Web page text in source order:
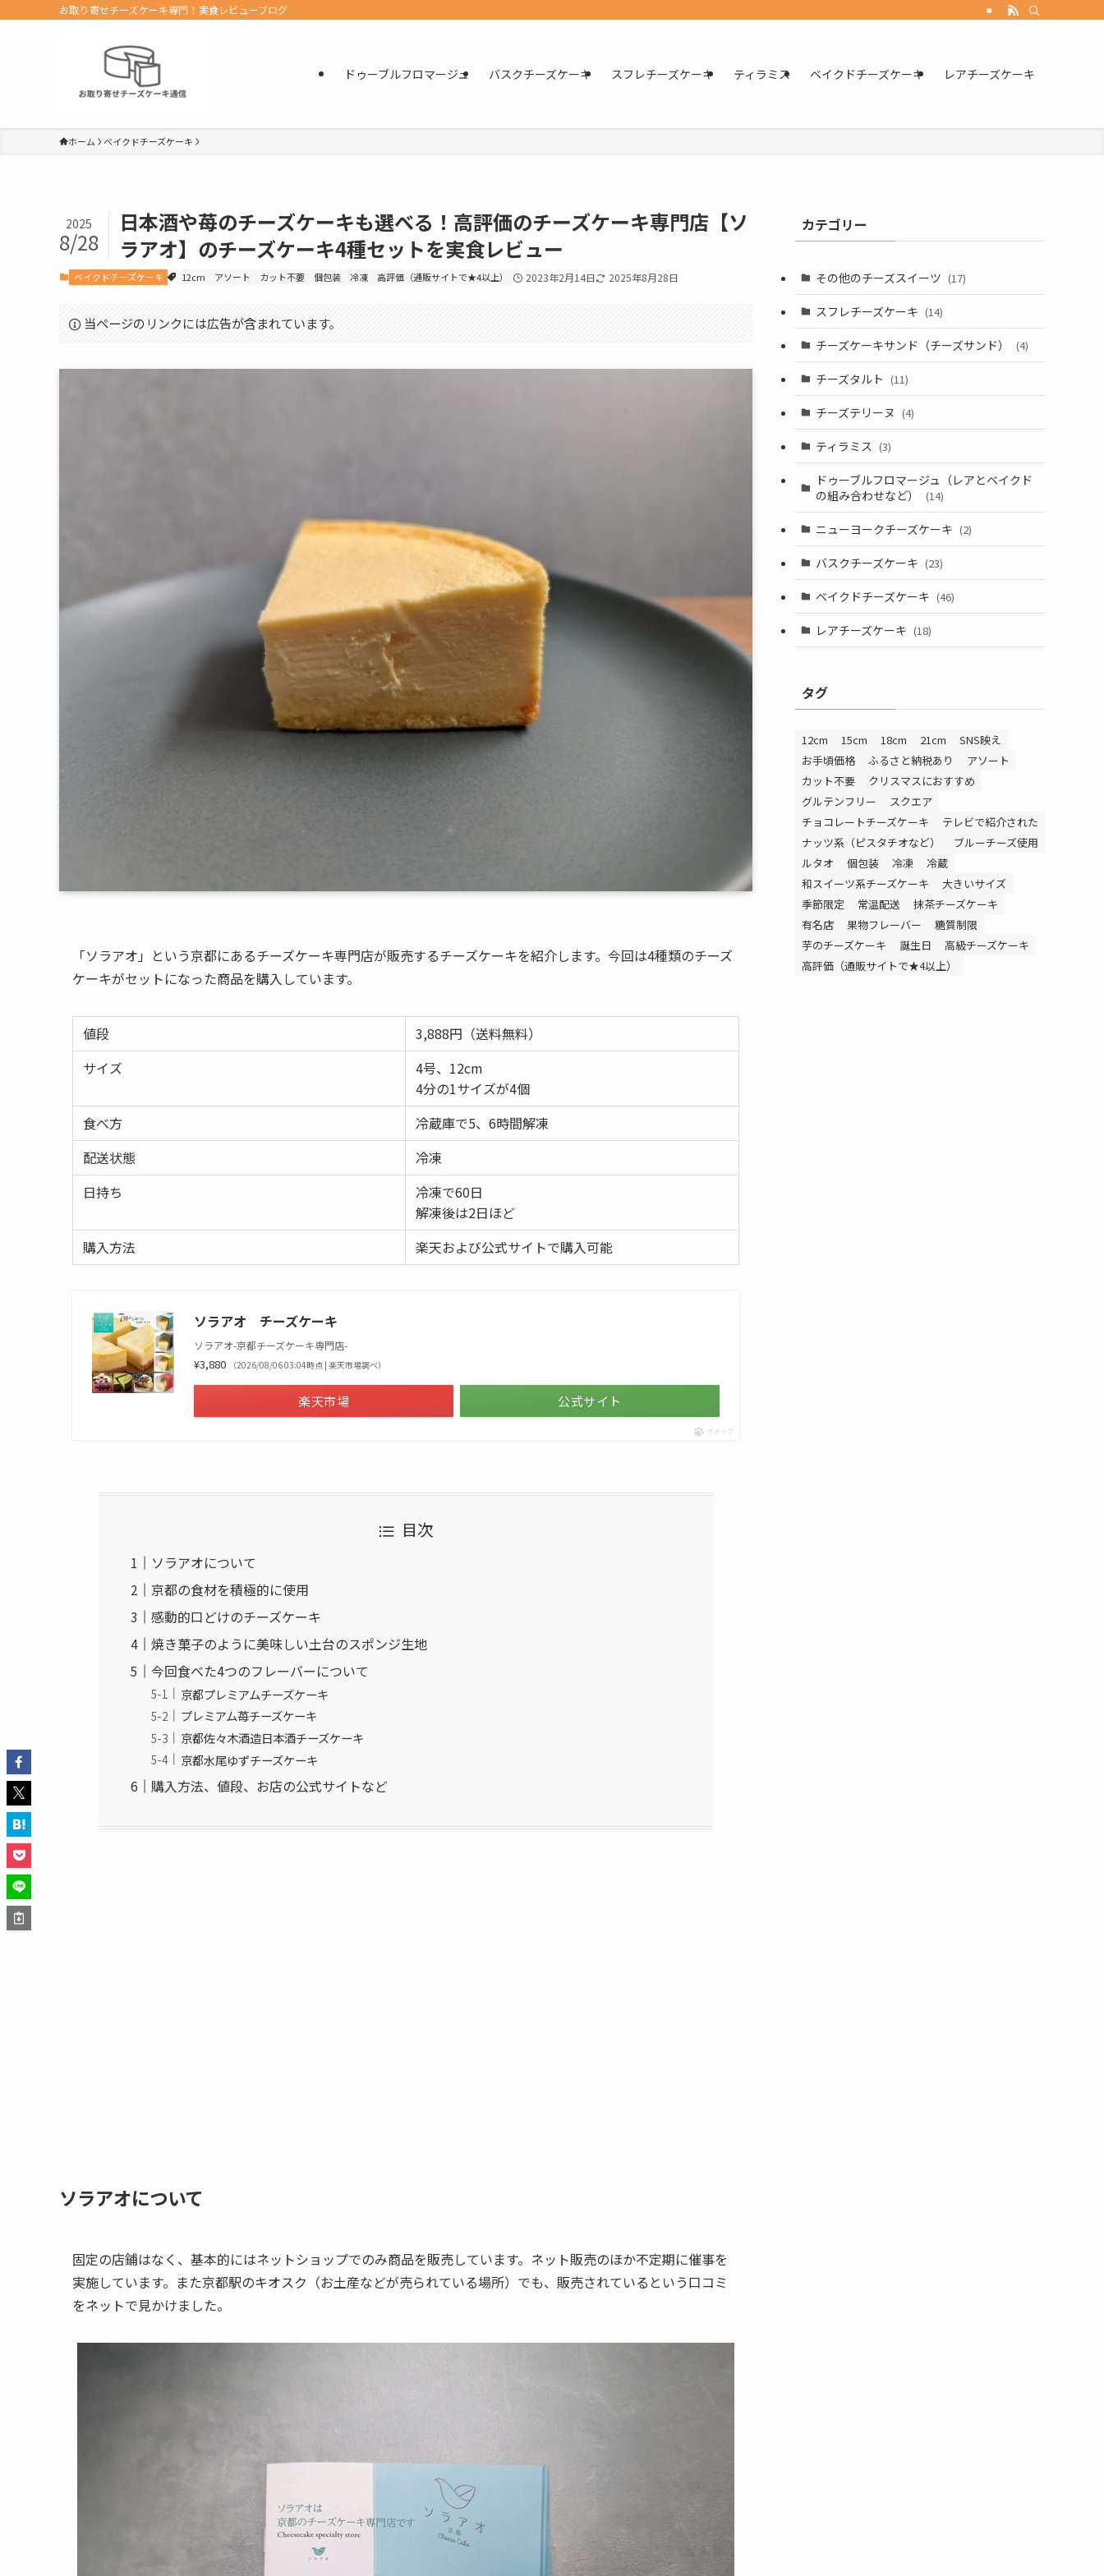
お取り寄せチーズケーキ専門！実食レビューブログ
ドゥーブルフロマージュ バスクチーズケーキ スフレチーズケーキ ティラミス ベイクドチーズケーキ レアチーズケーキ
ホーム ベイクドチーズケーキ
日本酒や苺のチーズケーキも選べる！高評価のチーズケーキ専門店【ソ
ラアオ】のチーズケーキ4種セットを実食レビュー
2025
8/28
ベイクドチーズケーキ 12cm アソート カット不要 個包装 冷凍 高評価（通販サイトで★4以上） 2023年2月14日 2025年8月28日
当ページのリンクには広告が含まれています。
「ソラアオ」という京都にあるチーズケーキ専門店が販売するチーズケーキを紹介します。今回は4種類のチーズ
ケーキがセットになった商品を購入しています。
値段
3,888円（送料無料）
サイズ
4号、12cm
4分の1サイズが4個
食べ方
冷蔵庫で5、6時間解凍
配送状態
冷凍
日持ち
冷凍で60日
解凍後は2日ほど
購入方法
楽天および公式サイトで購入可能
ソラアオ チーズケーキ
ソラアオ-京都チーズケーキ専門店-
¥3,880 （2026/08/06 03:04時点 | 楽天市場調べ）
楽天市場 公式サイト
ポチップ
目次
ソラアオについて
京都の食材を積極的に使用
感動的口どけのチーズケーキ
焼き菓子のように美味しい土台のスポンジ生地
今回食べた4つのフレーバーについて
京都プレミアムチーズケーキ
プレミアム苺チーズケーキ
京都佐々木酒造日本酒チーズケーキ
京都水尾ゆずチーズケーキ
購入方法、値段、お店の公式サイトなど
ソラアオについて
固定の店鋪はなく、基本的にはネットショップでのみ商品を販売しています。ネット販売のほか不定期に催事を
実施しています。また京都駅のキオスク（お土産などが売られている場所）でも、販売されているという口コミ
をネットで見かけました。
カテゴリー
その他のチーズスイーツ (17)
スフレチーズケーキ (14)
チーズケーキサンド（チーズサンド） (4)
チーズタルト (11)
チーズテリーヌ (4)
ティラミス (3)
ドゥーブルフロマージュ（レアとベイクド
の組み合わせなど）
(14)
ニューヨークチーズケーキ (2)
バスクチーズケーキ (23)
ベイクドチーズケーキ (46)
レアチーズケーキ (18)
タグ
12cm 15cm 18cm 21cm
SNS映え
お手頃価格
ふるさと納税あり
アソート
カット不要
クリスマスにおすすめ
グルテンフリー
スクエア
チョコレートチーズケーキ
テレビで紹介された
ナッツ系（ピスタチオなど）
ブルーチーズ使用
ルタオ
個包装 冷凍
冷蔵
和スイーツ系チーズケーキ
大きいサイズ
季節限定
常温配送
抹茶チーズケーキ
有名店
果物フレーバー
糖質制限
芋のチーズケーキ
誕生日
高級チーズケーキ
高評価（通販サイトで★4以上）